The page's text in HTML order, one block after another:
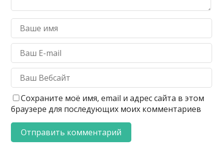
Сохраните моё имя, email и адрес сайта в этом
браузере для последующих моих комментариев